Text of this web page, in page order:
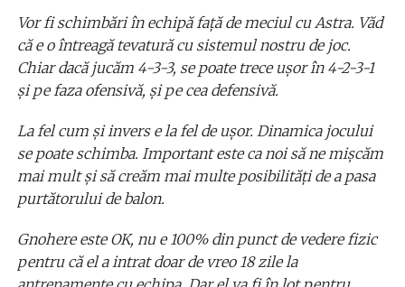
Vor fi schimbări în echipă faţă de meciul cu Astra. Văd
că e o întreagă tevatură cu sistemul nostru de joc.
Chiar dacă jucăm 4-3-3, se poate trece uşor în 4-2-3-1
şi pe faza ofensivă, şi pe cea defensivă.
La fel cum şi invers e la fel de uşor. Dinamica jocului
se poate schimba. Important este ca noi să ne mişcăm
mai mult şi să creăm mai multe posibilităţi de a pasa
purtătorului de balon.
Gnohere este OK, nu e 100% din punct de vedere fizic
pentru că el a intrat doar de vreo 18 zile la